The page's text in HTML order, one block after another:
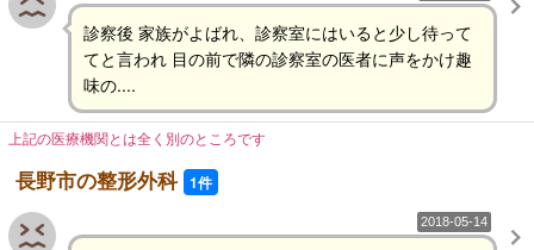
診察後 家族がよばれ、診察室にはいると少し待って
てと言われ 目の前で隣の診察室の医者に声をかけ趣
味の....
上記の医療機関とは全く別のところです
長野市の整形外科 1件
2018-05-14